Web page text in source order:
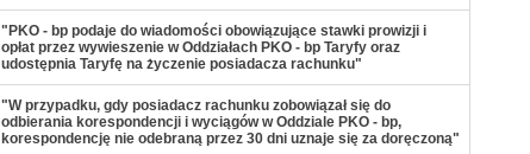
"PKO - bp podaje do wiadomości obowiązujące stawki prowizji i
opłat przez wywieszenie w Oddziałach PKO - bp Taryfy oraz
udostępnia Taryfę na życzenie posiadacza rachunku"
"W przypadku, gdy posiadacz rachunku zobowiązał się do
odbierania korespondencji i wyciągów w Oddziale PKO - bp,
korespondencję nie odebraną przez 30 dni uznaje się za doręczoną"